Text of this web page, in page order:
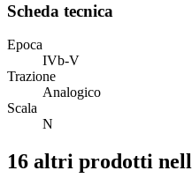
Scheda tecnica
Epoca
IVb-V
Trazione
Analogico
Scala
N
16 altri prodotti